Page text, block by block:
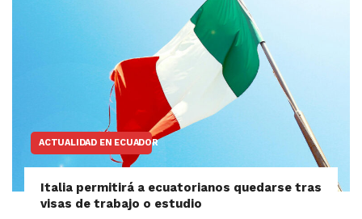
ACTUALIDAD EN ECUADOR
Italia permitirá a ecuatorianos quedarse tras
visas de trabajo o estudio